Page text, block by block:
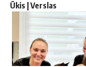
Ūkis | Verslas